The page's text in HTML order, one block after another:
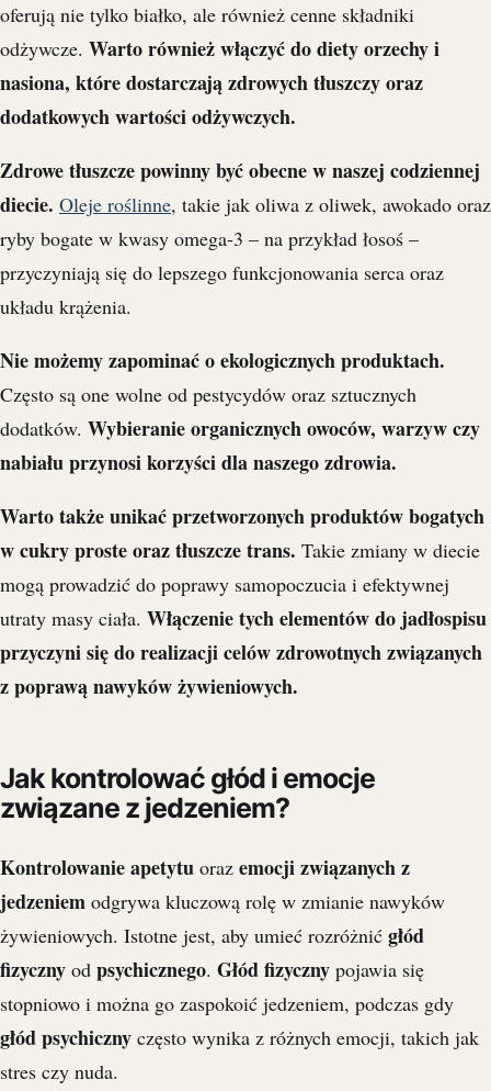
oferują nie tylko białko, ale również cenne składniki
odżywcze. Warto również włączyć do diety orzechy i
nasiona, które dostarczają zdrowych tłuszczy oraz
dodatkowych wartości odżywczych.
Zdrowe tłuszcze powinny być obecne w naszej codziennej
diecie. Oleje roślinne, takie jak oliwa z oliwek, awokado oraz
ryby bogate w kwasy omega-3 – na przykład łosoś –
przyczyniają się do lepszego funkcjonowania serca oraz
układu krążenia.
Nie możemy zapominać o ekologicznych produktach.
Często są one wolne od pestycydów oraz sztucznych
dodatków. Wybieranie organicznych owoców, warzyw czy
nabiału przynosi korzyści dla naszego zdrowia.
Warto także unikać przetworzonych produktów bogatych
w cukry proste oraz tłuszcze trans. Takie zmiany w diecie
mogą prowadzić do poprawy samopoczucia i efektywnej
utraty masy ciała. Włączenie tych elementów do jadłospisu
przyczyni się do realizacji celów zdrowotnych związanych
z poprawą nawyków żywieniowych.
Jak kontrolować głód i emocje
związane z jedzeniem?
Kontrolowanie apetytu oraz emocji związanych z
jedzeniem odgrywa kluczową rolę w zmianie nawyków
żywieniowych. Istotne jest, aby umieć rozróżnić głód
fizyczny od psychicznego. Głód fizyczny pojawia się
stopniowo i można go zaspokoić jedzeniem, podczas gdy
głód psychiczny często wynika z różnych emocji, takich jak
stres czy nuda.